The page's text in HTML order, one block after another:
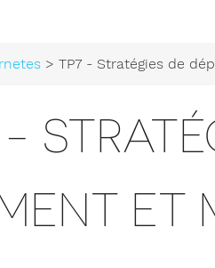
> TP7 - Stratégies de déploiement
ET